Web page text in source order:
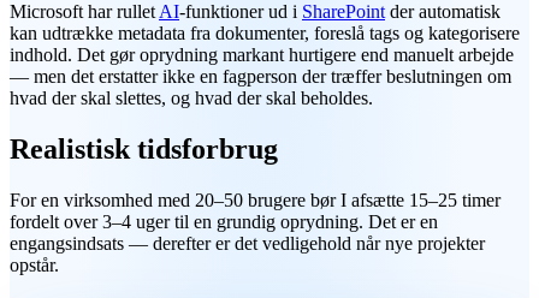
Microsoft har rullet AI-funktioner ud i SharePoint der automatisk
kan udtrække metadata fra dokumenter, foreslå tags og kategorisere
indhold. Det gør oprydning markant hurtigere end manuelt arbejde
— men det erstatter ikke en fagperson der træffer beslutningen om
hvad der skal slettes, og hvad der skal beholdes.
Realistisk tidsforbrug
For en virksomhed med 20–50 brugere bør I afsætte 15–25 timer
fordelt over 3–4 uger til en grundig oprydning. Det er en
engangsindsats — derefter er det vedligehold når nye projekter
opstår.